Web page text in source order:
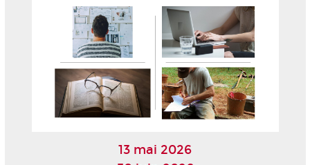
13 mai 2026